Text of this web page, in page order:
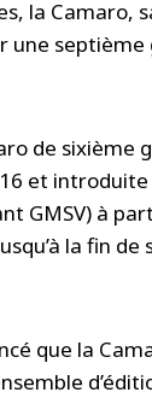
la Camaro,
une
de sixième
et
GMSV) à
la fin de
que la